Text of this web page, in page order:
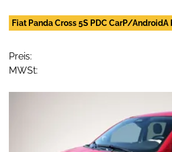
Fiat Panda Cross 5S PDC CarP/AndroidA
Preis:
MWSt: